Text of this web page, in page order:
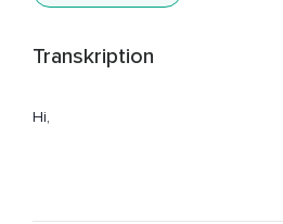
Transkription
Hi,